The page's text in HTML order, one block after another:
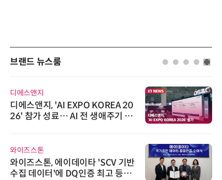
브랜드 뉴스룸
디에스앤지
디에스앤지, 'AI EXPO KOREA 20
26' 참가 성료… AI 전 생애주기 아
와이즈스톤
와이즈스톤, 에이데이타 'SCV 기반
수집 데이터'에 DQ인증 최고 등급